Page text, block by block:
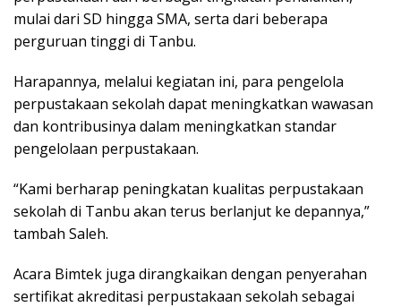
mulai dari SD hingga SMA, serta dari beberapa
perguruan tinggi di Tanbu.
Harapannya, melalui kegiatan ini, para pengelola
perpustakaan sekolah dapat meningkatkan wawasan
dan kontribusinya dalam meningkatkan standar
pengelolaan perpustakaan.
“Kami berharap peningkatan kualitas perpustakaan
sekolah di Tanbu akan terus berlanjut ke depannya,”
tambah Saleh.
Acara Bimtek juga dirangkaikan dengan penyerahan
sertifikat akreditasi perpustakaan sekolah sebagai